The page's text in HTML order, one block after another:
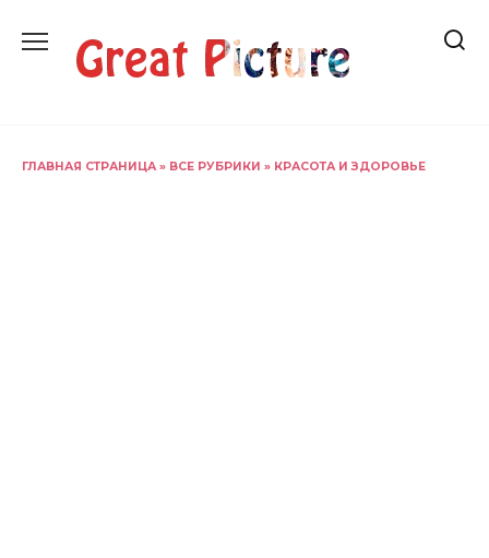
содержанию
ГЛАВНАЯ СТРАНИЦА » ВСЕ РУБРИКИ » КРАСОТА И ЗДОРОВЬЕ